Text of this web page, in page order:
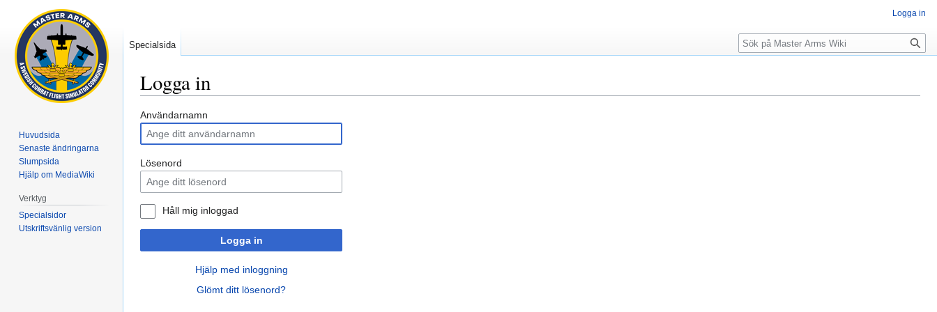
Logga in
Hoppa
till
navigering
Hoppa
till
sök
Användarnamn
Lösenord
Håll mig inloggad
Logga in
Hjälp med inloggning
Glömt ditt lösenord?
Logga in
Specialsida Sök
Huvudsida
Senaste ändringarna
Slumpsida
Hjälp om MediaWiki
Verktyg
Specialsidor
Utskriftsvänlig version